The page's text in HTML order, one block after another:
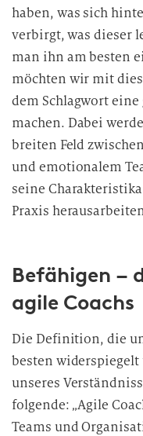
haben, was sich
verbirgt, was dieser
man ihn am besten
möchten wir mit
dem Schlagwort
machen. Dabei
breiten Feld
und emotionalem
seine
Praxis
Befähigen –
agile Coachs
Die Definition, die
besten
unseres
folgende: „Agile
Teams und